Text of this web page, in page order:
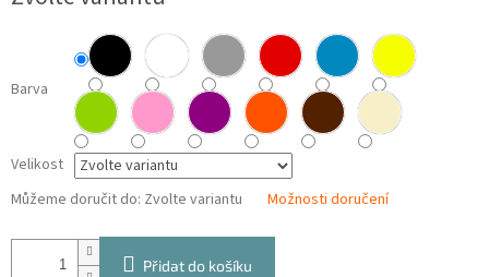
Barva
Velikost
Můžeme doručit do: Zvolte variantu Možnosti doručení
Přidat do košíku